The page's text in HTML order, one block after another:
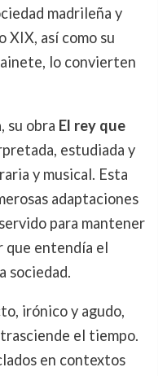
madrileña y
XIX, así como su
lo convierten
, su obra El rey que
estudiada y
y musical. Esta
adaptaciones
para mantener
que entendía el
sociedad.
irónico y agudo,
el tiempo.
en contextos